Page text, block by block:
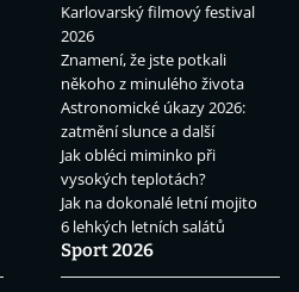
Karlovarský filmový festival
2026
Znamení, že jste potkali
někoho z minulého života
Astronomické úkazy 2026:
zatmění slunce a další
Jak obléci miminko při
vysokých teplotách?
Jak na dokonalé letní mojito
6 lehkých letních salátů
Sport 2026